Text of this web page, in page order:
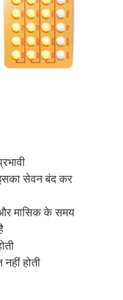
सेवन बंद कर
मासिक के समय
होती